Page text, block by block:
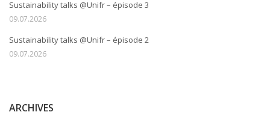
Sustainability talks @Unifr – épisode 3
09.07.2026
Sustainability talks @Unifr – épisode 2
09.07.2026
ARCHIVES